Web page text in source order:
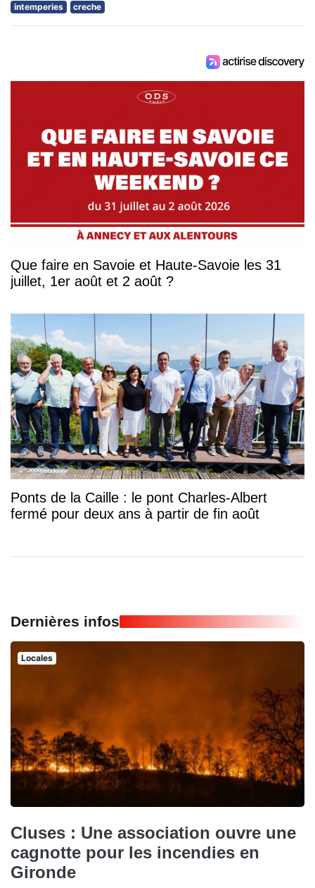
intemperies
creche
Que faire en Savoie et Haute-Savoie les 31
juillet, 1er août et 2 août ?
Ponts de la Caille : le pont Charles-Albert
fermé pour deux ans à partir de fin août
Dernières infos
Locales
Cluses : Une association ouvre une
cagnotte pour les incendies en
Gironde